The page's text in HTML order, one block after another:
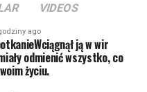
VIDEOS
ago
ją w wir
odmienić wszystko, co
życiu.